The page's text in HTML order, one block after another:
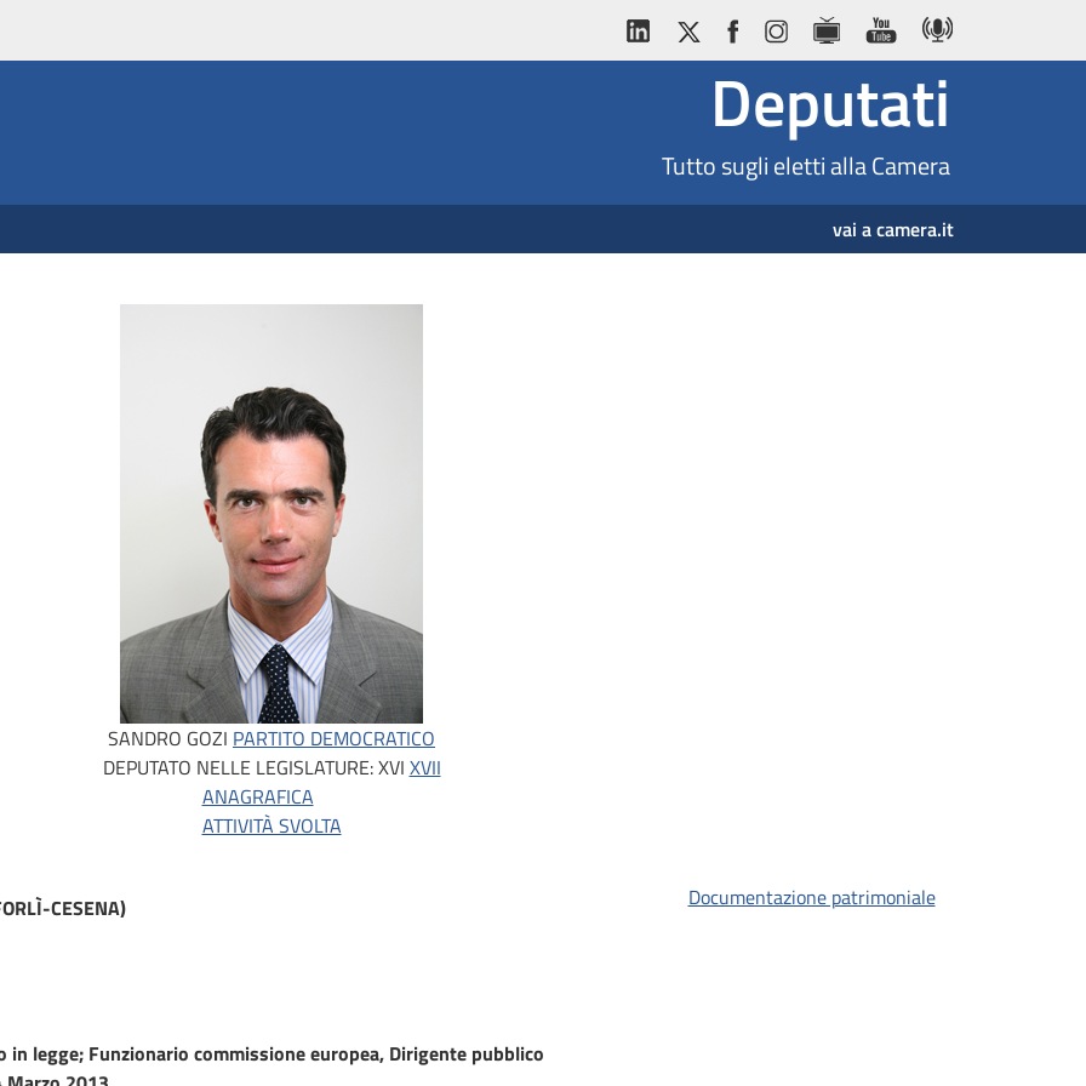
Deputati
Tutto sugli eletti alla Camera
vai a camera.it
SANDRO GOZI PARTITO DEMOCRATICO
DEPUTATO NELLE LEGISLATURE:XVI XVII
ANAGRAFICA
ATTIVITÀ SVOLTA
CESENA)
in legge; Funzionario commissione europea, Dirigente pubblico
Documentazione patrimoniale